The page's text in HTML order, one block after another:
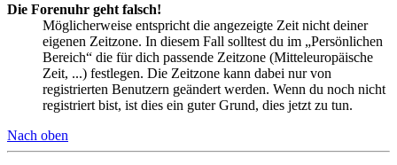
Die Forenuhr geht falsch!
Möglicherweise entspricht die angezeigte Zeit nicht deiner
eigenen Zeitzone. In diesem Fall solltest du im „Persönlichen
Bereich“ die für dich passende Zeitzone (Mitteleuropäische
Zeit, ...) festlegen. Die Zeitzone kann dabei nur von
registrierten Benutzern geändert werden. Wenn du noch nicht
registriert bist, ist dies ein guter Grund, dies jetzt zu tun.
Nach oben